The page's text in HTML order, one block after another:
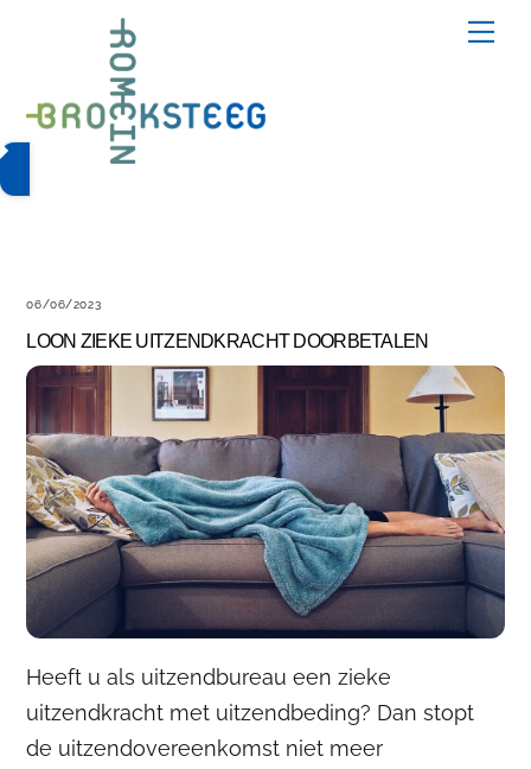
06/06/2023
LOON ZIEKE UITZENDKRACHT DOORBETALEN
Heeft u als uitzendbureau een zieke
uitzendkracht met uitzendbeding? Dan stopt
de uitzendovereenkomst niet meer